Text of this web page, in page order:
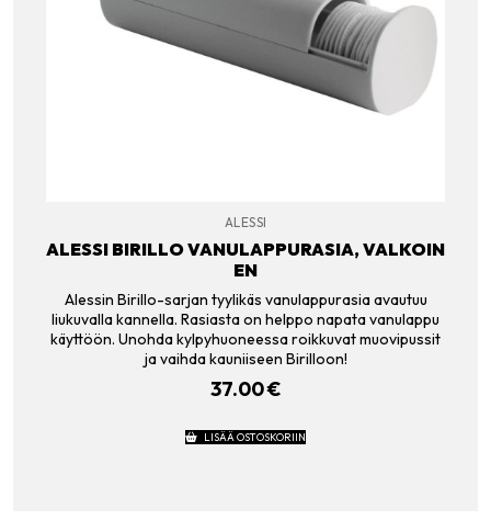
ALESSI
ALESSI BIRILLO VANULAPPURASIA, VALKOIN
EN
Alessin Birillo-sarjan tyylikäs vanulappurasia avautuu
liukuvalla kannella. Rasiasta on helppo napata vanulappu
käyttöön. Unohda kylpyhuoneessa roikkuvat muovipussit
ja vaihda kauniiseen Birilloon!
37.00€
LISÄÄ OSTOSKORIIN